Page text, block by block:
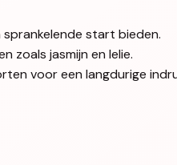
start bieden.
zoals jasmijn en lelie.
voor een langdurige